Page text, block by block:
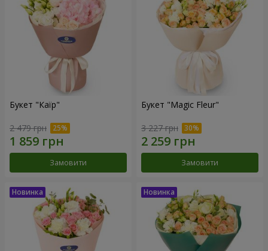
Букет "Каїр"
2 479 грн
Замовити
Букет "Magic Fleur"
3 227 грн
Замовити